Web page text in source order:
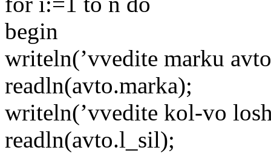
begin
writeln(’vvedite marku
readln(avto.marka);
writeln(’vvedite kol-vo
readln(avto.l_sil);